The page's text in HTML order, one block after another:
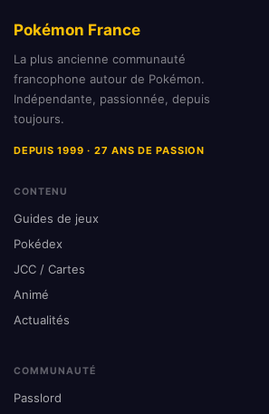
Pokémon France
La plus ancienne communauté
francophone autour de Pokémon.
Indépendante, passionnée, depuis
toujours.
DEPUIS 1999 · 27 ANS DE PASSION
CONTENU
Guides de jeux
Pokédex
JCC / Cartes
Animé
Actualités
COMMUNAUTÉ
Passlord